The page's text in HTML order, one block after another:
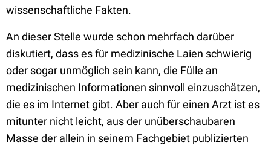
wissenschaftliche Fakten.
An dieser Stelle wurde schon mehrfach darüber
diskutiert, dass es für medizinische Laien schwierig
oder sogar unmöglich sein kann, die Fülle an
medizinischen Informationen sinnvoll einzuschätzen,
die es im Internet gibt. Aber auch für einen Arzt ist es
mitunter nicht leicht, aus der unüberschaubaren
Masse der allein in seinem Fachgebiet publizierten